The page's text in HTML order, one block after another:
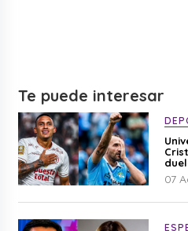
Te puede interesar
07